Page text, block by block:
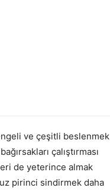
ve çeşitli beslenmek
çalıştırması
de yeterince almak
pirinci sindirmek daha